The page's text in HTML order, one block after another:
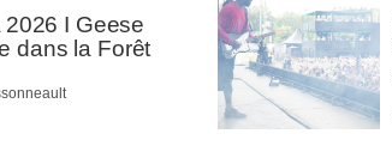
I Geese
dans la Forêt